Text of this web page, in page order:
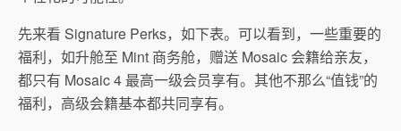
先来看 Signature Perks，如下表。可以看到，一些重要的
福利，如升舱至 Mint 商务舱，赠送 Mosaic 会籍给亲友，
都只有 Mosaic 4 最高一级会员享有。其他不那么“值钱”的
福利，高级会籍基本都共同享有。